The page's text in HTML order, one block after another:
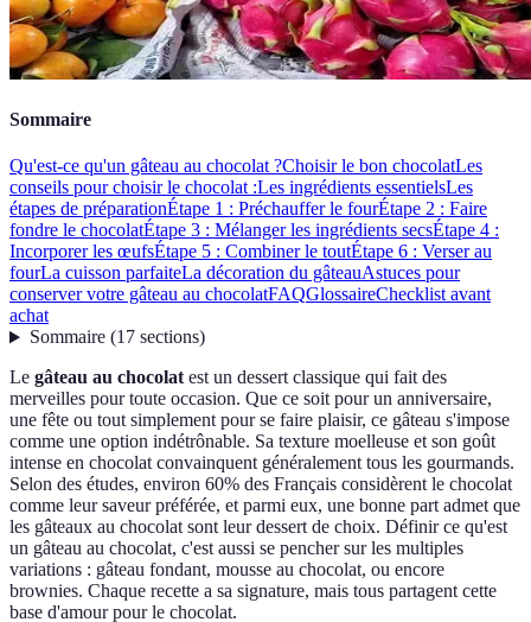
Sommaire
Qu'est-ce qu'un gâteau au chocolat ?Choisir le bon chocolatLes
conseils pour choisir le chocolat :Les ingrédients essentielsLes
étapes de préparationÉtape 1 : Préchauffer le fourÉtape 2 : Faire
fondre le chocolatÉtape 3 : Mélanger les ingrédients secsÉtape 4 :
Incorporer les œufsÉtape 5 : Combiner le toutÉtape 6 : Verser au
fourLa cuisson parfaiteLa décoration du gâteauAstuces pour
conserver votre gâteau au chocolatFAQGlossaireChecklist avant
achat
Sommaire(17 sections)
Le gâteau au chocolatest un dessert classique qui fait des
merveilles pour toute occasion. Que ce soit pour un anniversaire,
une fête ou tout simplement pour se faire plaisir, ce gâteau s'impose
comme une option indétrônable. Sa texture moelleuse et son goût
intense en chocolat convainquent généralement tous les gourmands.
Selon des études, environ 60% des Français considèrent le chocolat
comme leur saveur préférée, et parmi eux, une bonne part admet que
les gâteaux au chocolat sont leur dessert de choix. Définir ce qu'est
un gâteau au chocolat, c'est aussi se pencher sur les multiples
variations : gâteau fondant, mousse au chocolat, ou encore
brownies. Chaque recette a sa signature, mais tous partagent cette
base d'amour pour le chocolat.